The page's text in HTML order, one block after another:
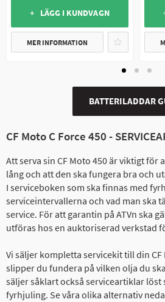
+ LÄGG I KUNDVAGN
MER INFORMATION
BATTERILADDAR
CF Moto C Force 450 -
Att serva sin CF Moto 450 är viktigt för
lång och att den ska fungera bra och
I serviceboken som ska finnas med
serviceintervallerna och vad man ska
service. För att garantin på ATVn ska
utföras hos en auktoriserad verkstad
Vi säljer kompletta servicekit till din CF
slipper du fundera på vilken olja du
säljer såklart också serviceartiklar löst
fyrhjuling. Se våra olika alternativ